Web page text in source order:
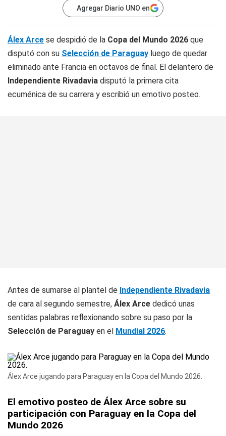
Agregar Diario UNO en
Álex Arce se despidió de la Copa del Mundo 2026 que
disputó con su Selección de Paraguay luego de quedar
eliminado ante Francia en octavos de final. El delantero de
Independiente Rivadavia disputó la primera cita
ecuménica de su carrera y escribió un emotivo posteo.
Antes de sumarse al plantel de Independiente Rivadavia
de cara al segundo semestre, Álex Arce dedicó unas
sentidas palabras reflexionando sobre su paso por la
Selección de Paraguay en el Mundial 2026.
Álex Arce jugando para Paraguay en la Copa del Mundo 2026.
El emotivo posteo de Álex Arce sobre su
participación con Paraguay en la Copa del
Mundo 2026